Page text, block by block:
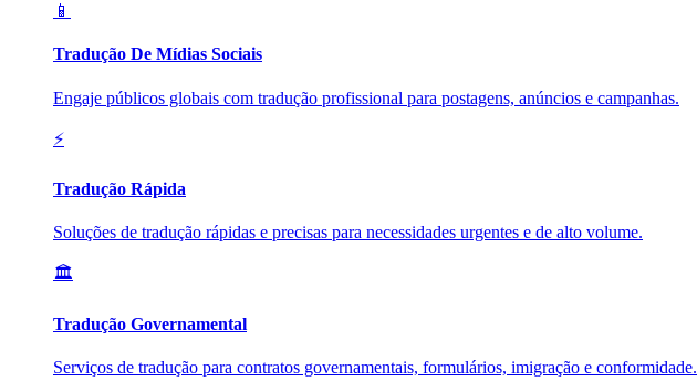
📱
Tradução De Mídias Sociais
Engaje públicos globais com tradução profissional para postagens, anúncios e campanhas.
⚡
Tradução Rápida
Soluções de tradução rápidas e precisas para necessidades urgentes e de alto volume.
🏛️
Tradução Governamental
Serviços de tradução para contratos governamentais, formulários, imigração e conformidade.